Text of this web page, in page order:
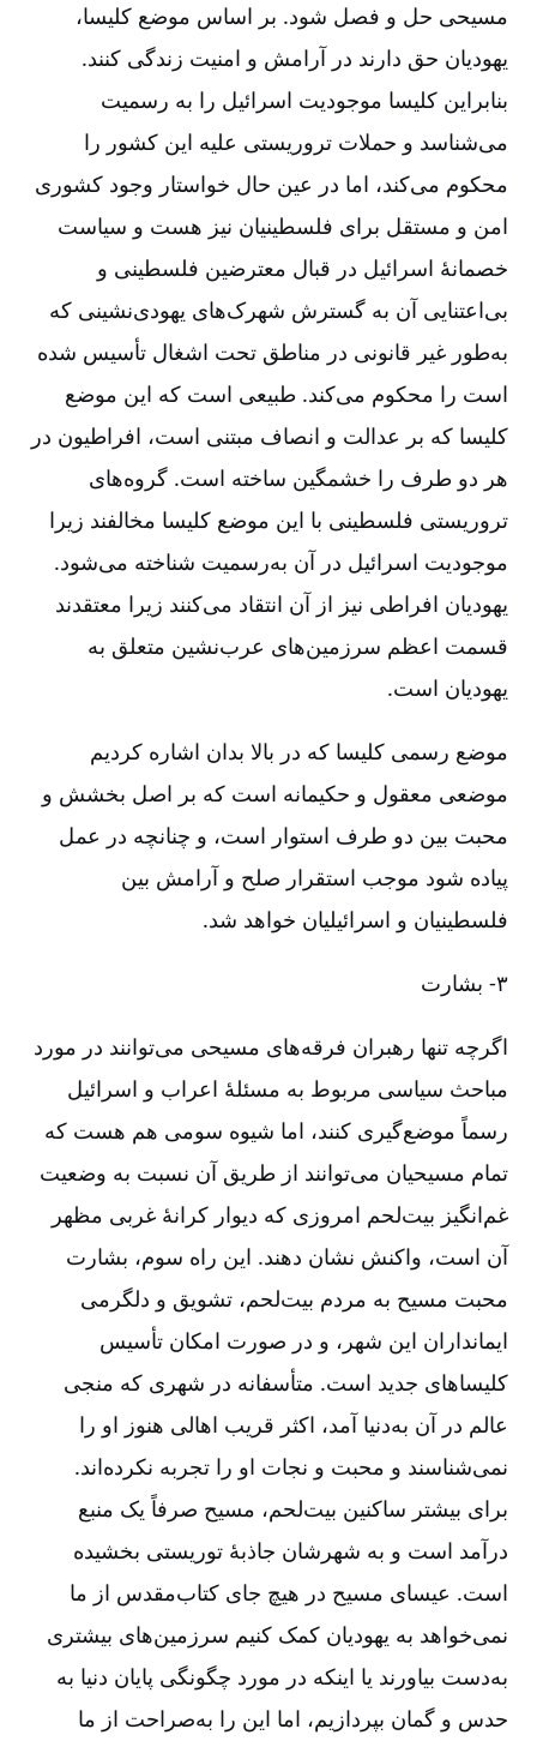
مسیحی حل و فصل شود. بر اساس موضع کلیسا،
یهودیان حق دارند در آرامش و امنیت زندگی کنند.
بنابراین کلیسا موجودیت اسرائیل را به رسمیت
می‌شناسد و حملات تروریستی علیه این کشور را
محکوم می‌کند، اما در عین حال خواستار وجود کشوری
امن و مستقل برای فلسطینیان نیز هست و سیاست
خصمانۀ اسرائیل در قبال معترضین فلسطینی و
بی‌اعتنایی آن به گسترش شهرک‌های یهودی‌نشینی که
به‌طور غیر قانونی در مناطق تحت اشغال تأسیس شده‌
است را محکوم می‌کند. طبیعی است که این موضع
کلیسا که بر عدالت و انصاف مبتنی است، افراطیون در
هر دو طرف را خشمگین ساخته است. گروه‌های
تروریستی فلسطینی با این موضع کلیسا مخالفند زیرا
موجودیت اسرائیل در آن به‌رسمیت شناخته می‌شود.
یهودیان افراطی نیز از آن انتقاد می‌کنند زیرا معتقدند
قسمت اعظم سرزمین‌های عرب‌نشین متعلق به
یهودیان است.
موضع رسمی کلیسا که در بالا بدان اشاره کردیم
موضعی معقول و حکیمانه است که بر اصل بخشش و
محبت بین دو طرف استوار است، و چنانچه در عمل
پیاده شود موجب استقرار صلح و آرامش بین
فلسطینیان و اسرائیلیان خواهد شد.
۳-‏‏‏ بشارت
اگرچه تنها رهبران فرقه‌های مسیحی می‌توانند در مورد
مباحث سیاسی مربوط به مسئلۀ اعراب و اسرائیل
رسماً موضع‌گیری کنند، اما شیوه‌ سومی هم هست که
تمام مسیحیان می‌توانند از طریق آن نسبت به وضعیت
غم‌انگیز بیت‌لحم امروزی که دیوار کرانۀ غربی مظهر
آن است، واکنش نشان دهند. این راه سوم، بشارت
محبت مسیح به مردم بیت‌لحم، تشویق و دلگرمی
ایمانداران این شهر، و در صورت امکان تأسیس
کلیساهای جدید است. متأسفانه در شهری که منجی
عالم در آن به‌دنیا آمد، اکثر قریب اهالی هنوز او را
نمی‌شناسند و محبت و نجات او را تجربه نکرده‌اند.
برای بیشتر ساکنین بیت‌لحم، مسیح صرفاً یک منبع
درآمد است و به شهرشان جاذبۀ توریستی بخشیده
است. عیسای مسیح در هیچ جای کتاب‌مقدس از ما
نمی‌خواهد به یهودیان کمک کنیم سرزمین‌های بیشتری
به‌دست بیاورند یا اینکه در مورد چگونگی پایان دنیا به
حدس و گمان بپردازیم، اما این را به‌صراحت از ما